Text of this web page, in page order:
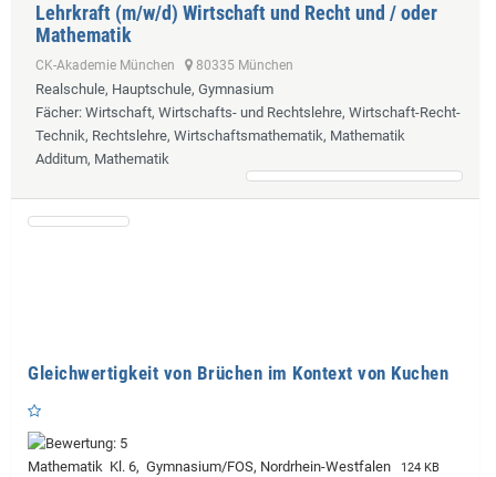
Lehrkraft (m/w/d) Wirtschaft und Recht und / oder
Mathematik
CK-Akademie München 80335 München
Realschule, Hauptschule, Gymnasium
Fächer: Wirtschaft, Wirtschafts- und Rechtslehre, Wirtschaft-Recht-
Technik, Rechtslehre, Wirtschaftsmathematik, Mathematik
Additum, Mathematik
Gleichwertigkeit von Brüchen im Kontext von Kuchen
Mathematik Kl. 6, Gymnasium/FOS, Nordrhein-Westfalen 124 KB